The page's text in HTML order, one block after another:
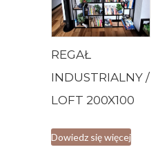
REGAŁ
INDUSTRIALNY /
LOFT 200X100
Dowiedz się więcej